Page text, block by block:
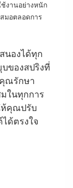
งานอย่างหนัก
มอตลอดการ
นองได้ทุก
ของสปริงที่
ณรักษา
ในทุกการ
ห้คุณปรับ
ด้ตรงใจ